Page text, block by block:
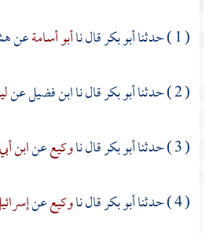
( 1 ) حدثنا
أبو بكرقال ناأبو أسامةعن
( 2 ) حدثنا
أبو بكرقال ناابن فضيلعن
( 3 ) حدثنا
أبو بكرقال ناوكيععنابن
( 4 ) حدثنا
أبو بكرقال ناوكيععن